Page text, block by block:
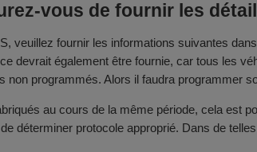
vous de fournir les
veuillez fournir les informations suivantes
devrait également être fournie, car tous les
programmés. Alors il faudra programmer
au cours de la même période, cela
déterminer protocole approprié. Dans de